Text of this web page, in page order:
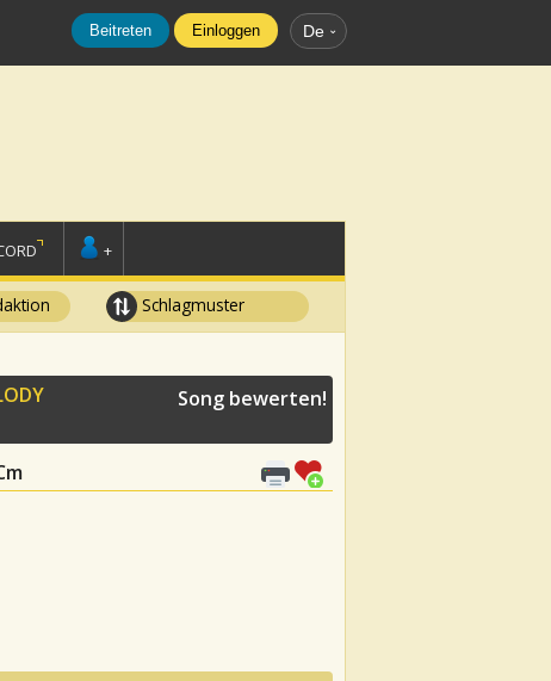
Beitreten Einloggen De
+
Schlagmuster
Song bewerten!